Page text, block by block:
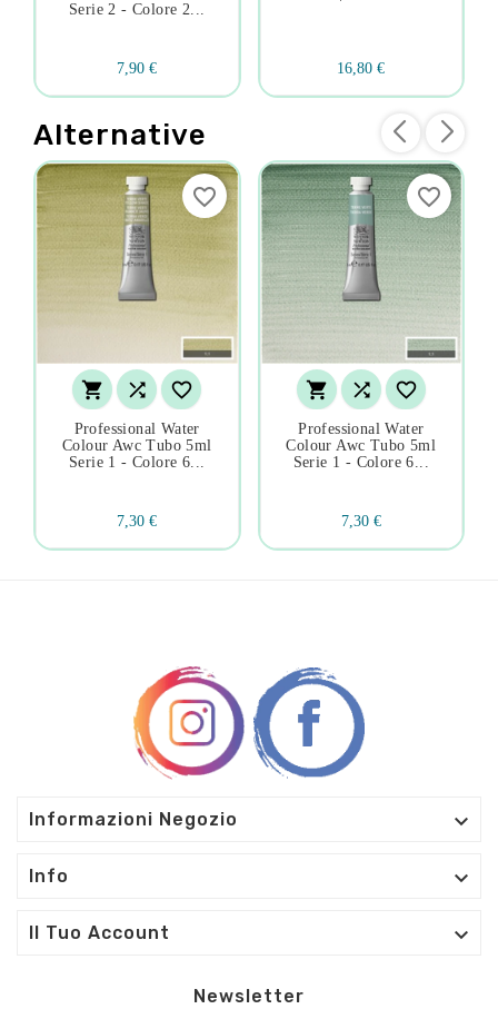
Serie 2 - Colore 2...
7,90 € 16,80 €
Alternative
  
Professional Water
Colour Awc Tubo 5ml
Serie 1 - Colore 6...
7,30 €
favorite_border
  
Professional Water
Colour Awc Tubo 5ml
Serie 1 - Colore 6...
7,30 €
favorite_border
Informazioni Negozio 
Info 
Il Tuo Account 
Newsletter